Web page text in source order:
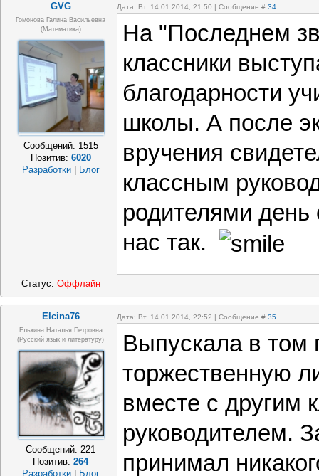
GVG Дата: Вт, 14.01.2014, 21:50 | Сообщение # 34
Гомонова Галина Васильевна
(математика)
Сообщений: 1515
Позитив: 6020
Разработки
Блог
На "Последнем
классники
благодарности
школы. А после
вручения
классным
родителями
нас так.
Статус: Оффлайн
Elcina76 Дата: Вт, 14.01.2014, 22:52 | Сообщение # 35
Елькина Наталья Петровна
(русский язык и литературу)
Сообщений:221
Позитив:264
Разработки
Блог
Выпускала в том
торжественную
вместе с другим
руководителем.
принимал